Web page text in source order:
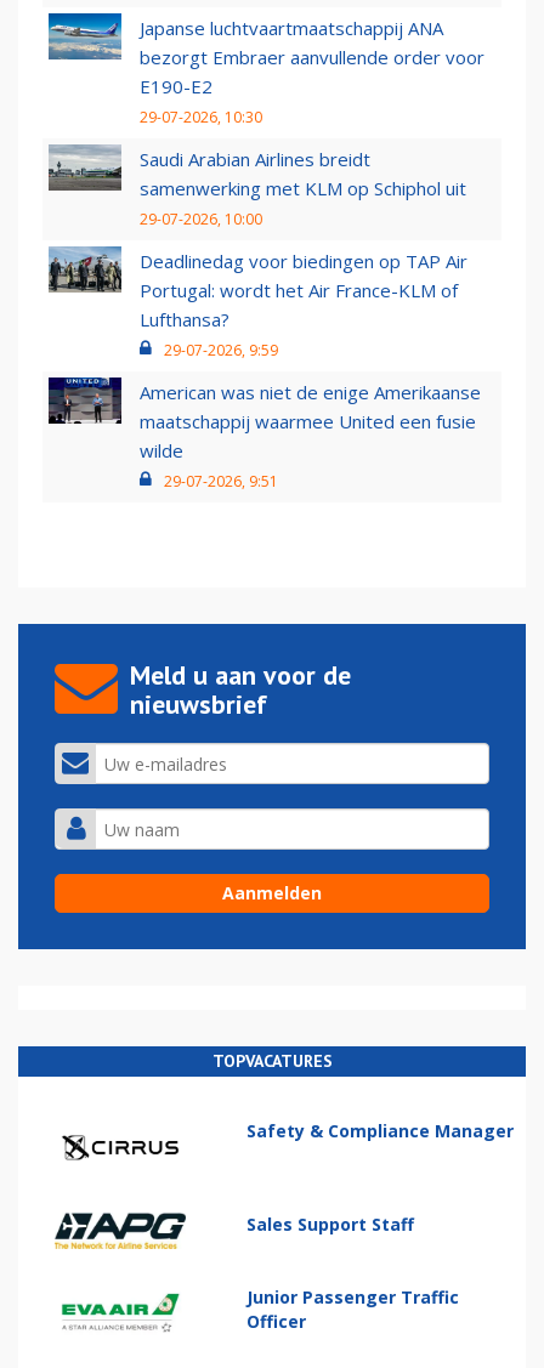
Japanse luchtvaartmaatschappij ANA
bezorgt Embraer aanvullende order voor
E190-E2
29-07-2026, 10:30
Saudi Arabian Airlines breidt
samenwerking met KLM op Schiphol uit
29-07-2026, 10:00
Deadlinedag voor biedingen op TAP Air
Portugal: wordt het Air France-KLM of
Lufthansa?
29-07-2026, 9:59
American was niet de enige Amerikaanse
maatschappij waarmee United een fusie
wilde
29-07-2026, 9:51
Meld u aan voor de
nieuwsbrief
TOPVACATURES
Safety & Compliance Manager
Sales Support Staff
Junior Passenger Traffic
Officer